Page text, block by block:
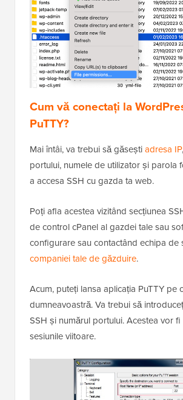
Cum vă conectați la
PuTTY?
Mai întâi, va trebui să găseștiadresa IP
portului, numele de utilizator și parola
a accesa SSH cu gazda ta web.
Poți afla acestea vizitând secțiunea
de control cPanel al gazdei tale sau
configurare sau contactând echipa de
companiei tale de găzduire.
Acum, puteți lansa aplicația PuTTY pe
dumneavoastră. Va trebui să
SSH și numărul portului. Acestea vor
sesiunile viitoare.